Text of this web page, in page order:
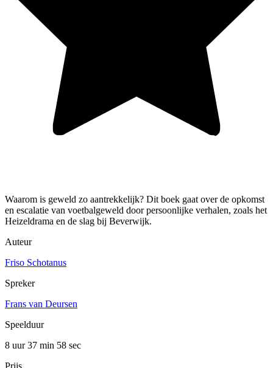
Waarom is geweld zo aantrekkelijk? Dit boek gaat over de opkomst
en escalatie van voetbalgeweld door persoonlijke verhalen, zoals het
Heizeldrama en de slag bij Beverwijk.
Auteur
Friso Schotanus
Spreker
Frans van Deursen
Speelduur
8 uur 37 min 58 sec
Prijs